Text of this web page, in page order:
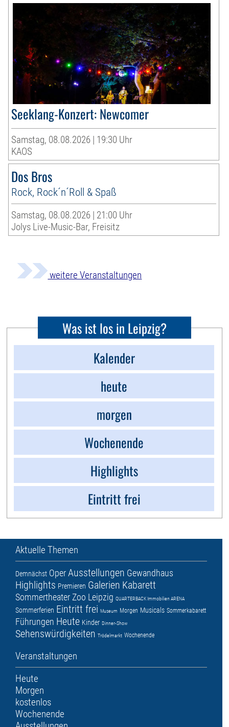
Seeklang-Konzert: Newcomer
Samstag, 08.08.2026 | 19:30 Uhr
KAOS
Dos Bros
Rock, Rock´n´Roll & Spaß
Samstag, 08.08.2026 | 21:00 Uhr
Jolys Live-Music-Bar, Freisitz
weitere Veranstaltungen
Was ist los in Leipzig?
Kalender
heute
morgen
Wochenende
Highlights
Eintritt frei
Aktuelle Themen
Demnächst OperAusstellungen Gewandhaus
Highlights Premieren Galerien Kabarett
Sommertheater Zoo Leipzig QUARTERBACK Immobilien ARENA
Sommerferien Eintritt frei Museum Morgen Musicals Sommerkabarett
Führungen Heute Kinder Dinner-Show
Sehenswürdigkeiten Trödelmarkt Wochenende
Veranstaltungen
Heute
Morgen
kostenlos
Wochenende